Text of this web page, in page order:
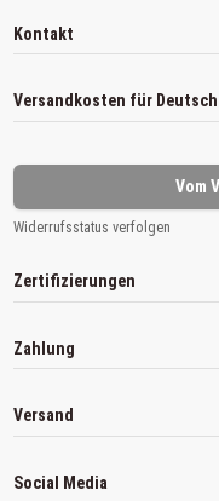
Kontakt
Versandkosten für
Vom
Widerrufsstatus verfolgen
Zertifizierungen
Zahlung
Versand
Social Media